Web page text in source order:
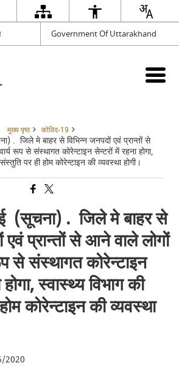
Government Of Uttarakhand
मुख्य पृष्ठ कोविद-19
. जिले मे बाहर से विभिन्न जनपदों एवं प्रान्तों से
रूप से संस्थागत कोरेन्टाइन सेन्टरों में रहना होगा,
पर ही होम कोरेन्टाइन की व्यवस्था होगी।
(सूचना) . जिले मे बाहर से
एवं प्रान्तों से आने वाले लोगों
से संस्थागत कोरेन्टाइन
स्वास्थ्य विभाग की
कोरेन्टाइन की व्यवस्था
2020